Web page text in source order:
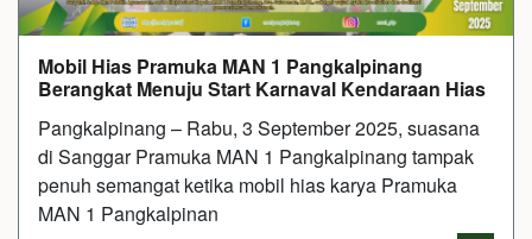
Mobil Hias Pramuka MAN 1 Pangkalpinang
Berangkat Menuju Start Karnaval Kendaraan Hias
Pangkalpinang – Rabu, 3 September 2025, suasana
di Sanggar Pramuka MAN 1 Pangkalpinang tampak
penuh semangat ketika mobil hias karya Pramuka
MAN 1 Pangkalpinan